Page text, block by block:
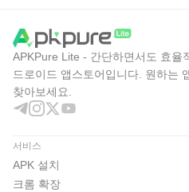
APKPure Lite - 간단하면서도 효율
드로이드 앱스토어입니다. 원하는
찾아보세요.
서비스
APK 설치
크롬 확장